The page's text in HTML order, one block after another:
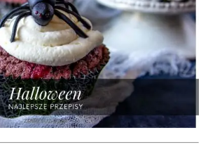
Napoje
Pieczywo
Przetwory